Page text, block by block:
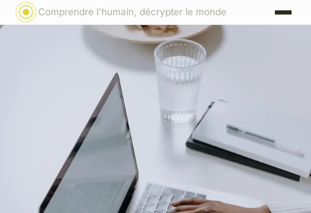
Comprendre l'humain, décrypter le monde